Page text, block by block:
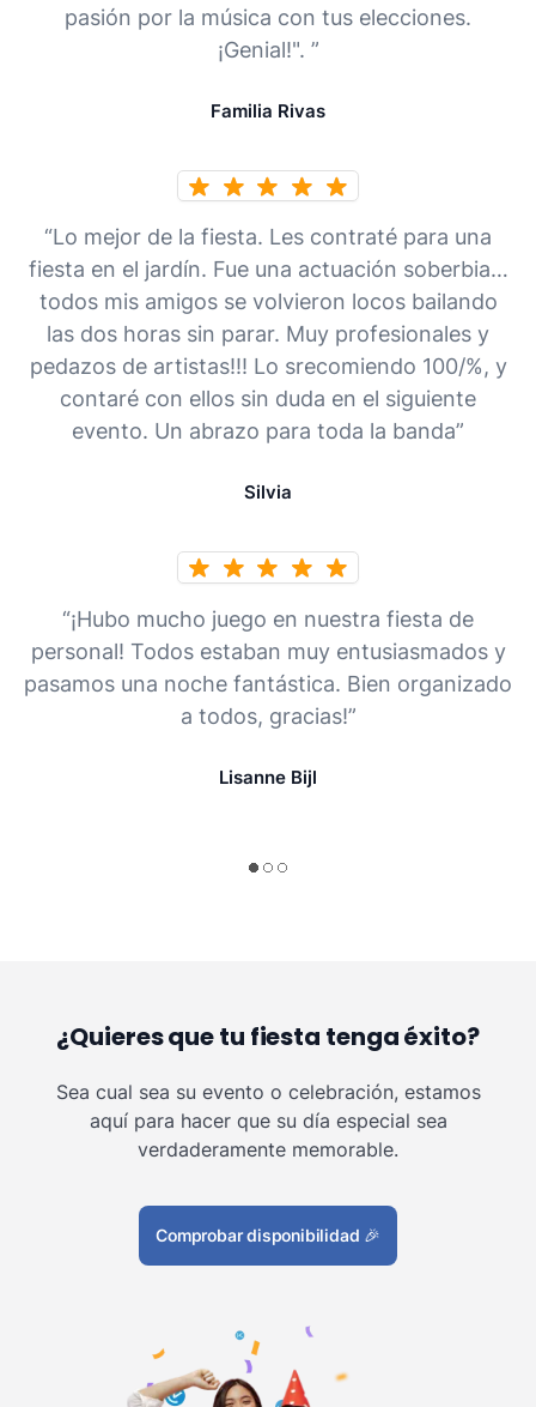
pasión por la música con tus elecciones.
¡Genial!". ”
Familia Rivas
“Lo mejor de la fiesta. Les contraté para una
fiesta en el jardín. Fue una actuación soberbia…
todos mis amigos se volvieron locos bailando
las dos horas sin parar. Muy profesionales y
pedazos de artistas!!! Lo srecomiendo 100/%, y
contaré con ellos sin duda en el siguiente
evento. Un abrazo para toda la banda”
Silvia
“¡Hubo mucho juego en nuestra fiesta de
personal! Todos estaban muy entusiasmados y
pasamos una noche fantástica. Bien organizado
a todos, gracias!”
Lisanne Bijl
¿Quieres que tu fiesta tenga éxito?
Sea cual sea su evento o celebración, estamos
aquí para hacer que su día especial sea
verdaderamente memorable.
Comprobar disponibilidad 🎉